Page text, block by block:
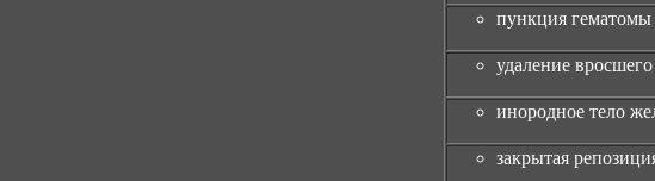
пункция гематомы
удаление вросшего
инородное тело
закрытая